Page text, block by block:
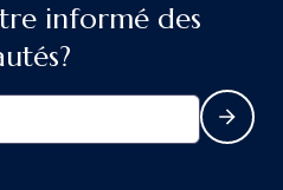
informé des